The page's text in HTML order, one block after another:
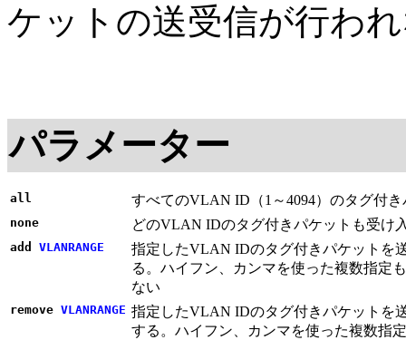
ケットの送受信が行わ
パラメーター
all すべてのVLAN ID（1～4094）のタグ付
none どのVLAN IDのタグ付きパケットも受け
add VLANRANGE
指定したVLAN IDのタグ付きパケットを
る。ハイフン、カンマを使った複数指定
ない
remove VLANRANGE 指定したVLAN IDのタグ付きパケットを
する。ハイフン、カンマを使った複数指